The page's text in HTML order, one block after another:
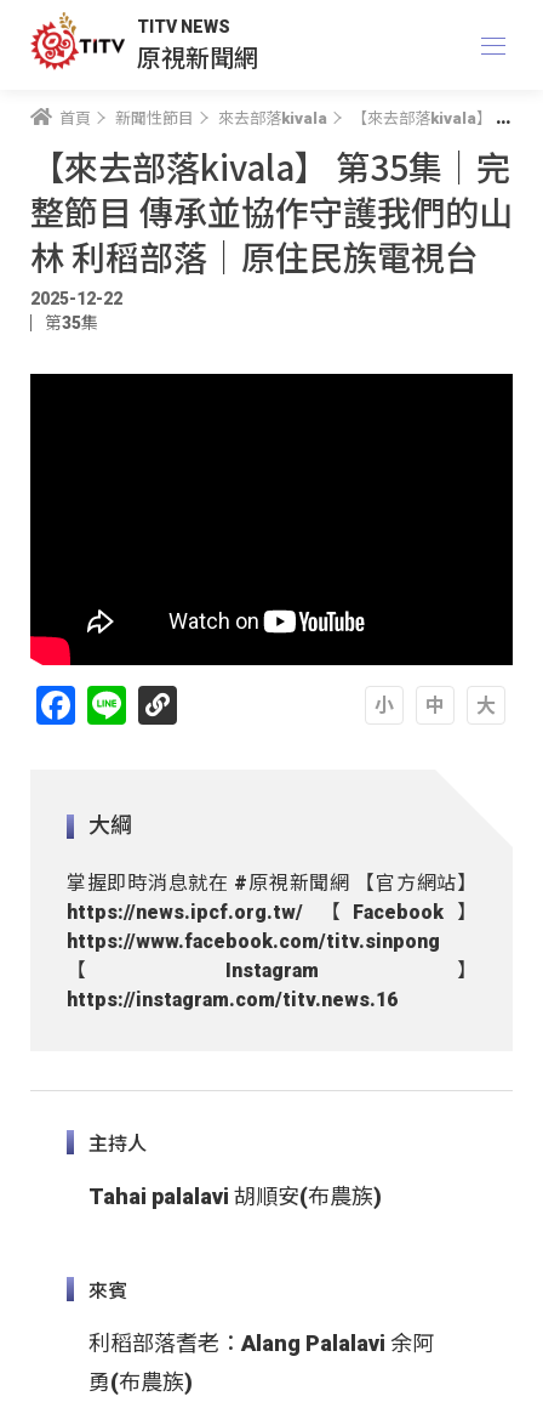
TITV NEWS
原視新聞網
首頁 新聞性節目 來去部落kivala 【來去部落kivala】 第35集｜完整節目 傳承並協作守護我們的山林 利稻部落｜原住民族電視台
【來去部落kivala】 第35集｜完
整節目 傳承並協作守護我們的山
林 利稻部落｜原住民族電視台
2025-12-22
第35集
Facebook
Line
大綱
掌握即時消息就在 #原視新聞網 【官方網站】
https://news.ipcf.org.tw/ 【Facebook】
https://www.facebook.com/titv.sinpong
【Instagram】
https://instagram.com/titv.news.16
主持人
Tahai palalavi 胡順安(布農族)
來賓
利稻部落耆老：Alang Palalavi 余阿
勇(布農族)